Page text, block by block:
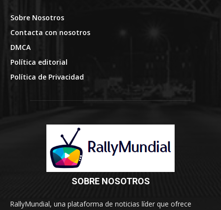
Sobre Nosotros
Contacta con nosotros
DMCA
Política editorial
Política de Privacidad
SOBRE NOSOTROS
RallyMundial, una plataforma de noticias líder que ofrece